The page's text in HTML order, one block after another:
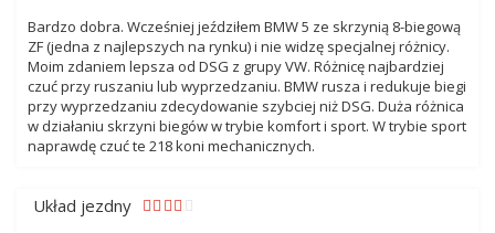
Bardzo dobra. Wcześniej jeździłem BMW 5 ze skrzynią 8-biegową
ZF (jedna z najlepszych na rynku) i nie widzę specjalnej różnicy.
Moim zdaniem lepsza od DSG z grupy VW. Różnicę najbardziej
czuć przy ruszaniu lub wyprzedzaniu. BMW rusza i redukuje biegi
przy wyprzedzaniu zdecydowanie szybciej niż DSG. Duża różnica
w działaniu skrzyni biegów w trybie komfort i sport. W trybie sport
naprawdę czuć te 218 koni mechanicznych.
Układ jezdny